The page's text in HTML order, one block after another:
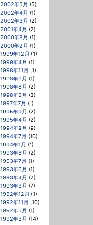
2002年5月 (5)
2002年4月 (1)
2002年3月 (2)
2001年4月 (2)
2000年8月 (1)
2000年2月 (1)
1999年12月 (1)
1999年4月 (1)
1998年11月 (1)
1998年9月 (1)
1998年8月 (2)
1998年5月 (2)
1997年7月 (1)
1995年9月 (2)
1995年4月 (2)
1994年8月 (9)
1994年7月 (10)
1994年1月 (1)
1993年8月 (2)
1993年7月 (1)
1993年6月 (1)
1993年4月 (2)
1993年3月 (7)
1992年12月 (1)
1992年11月 (10)
1992年5月 (1)
1992年3月 (14)